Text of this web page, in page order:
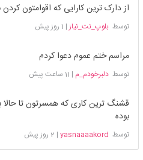
از دارک ترین کارایی که اقوامتون
توسطبلوپ_نت_نیاز | 1 روز پیش
مراسم ختم عموم دعوا کردم
توسطدلبرخودم_م | 11 ساعت پیش
قشنگ ترین کاری که همسرتون تا حالا
بوده
توسط yasnaaaakord
| 2 روز پیش